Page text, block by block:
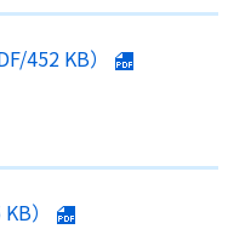
452 KB）
KB）